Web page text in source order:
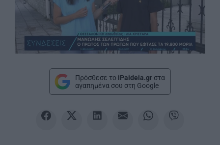
Πρόσθεσε το iPaideia.gr στα
αγαπημένα σου στη Google